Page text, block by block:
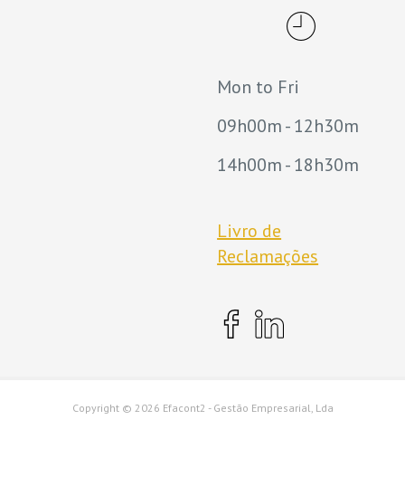
Mon to Fri
09h00m - 12h30m
14h00m - 18h30m
Livro de
Reclamações
Copyright © 2026 Efacont2 - Gestão Empresarial, Lda